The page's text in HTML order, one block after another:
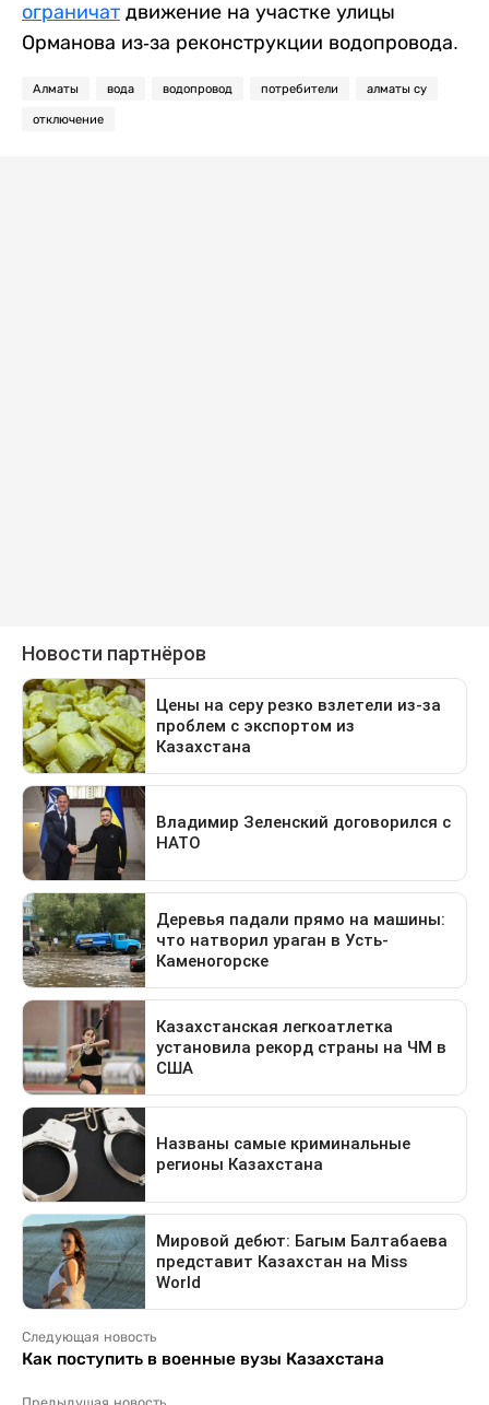
ограничат движение на участке улицы
Орманова из-за реконструкции водопровода.
Алматы вода водопровод потребители алматы су
отключение
Следующая новость
Как поступить в военные вузы Казахстана